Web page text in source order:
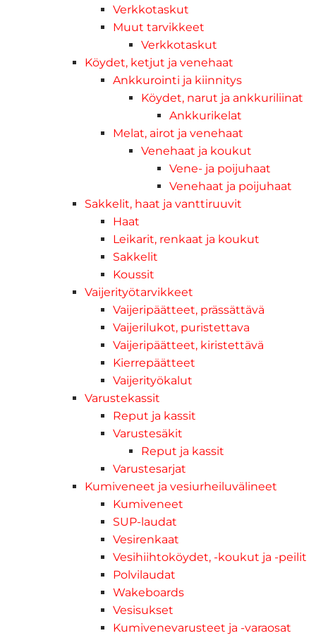
Verkkotaskut
Muut tarvikkeet
Verkkotaskut
Köydet, ketjut ja venehaat
Ankkurointi ja kiinnitys
Köydet, narut ja ankkuriliinat
Ankkurikelat
Melat, airot ja venehaat
Venehaat ja koukut
Vene- ja poijuhaat
Venehaat ja poijuhaat
Sakkelit, haat ja vanttiruuvit
Haat
Leikarit, renkaat ja koukut
Sakkelit
Koussit
Vaijerityötarvikkeet
Vaijeripäätteet, prässättävä
Vaijerilukot, puristettava
Vaijeripäätteet, kiristettävä
Kierrepäätteet
Vaijerityökalut
Varustekassit
Reput ja kassit
Varustesäkit
Reput ja kassit
Varustesarjat
Kumiveneet ja vesiurheiluvälineet
Kumiveneet
SUP-laudat
Vesirenkaat
Vesihiihtoköydet, -koukut ja -peilit
Polvilaudat
Wakeboards
Vesisukset
Kumivenevarusteet ja -varaosat